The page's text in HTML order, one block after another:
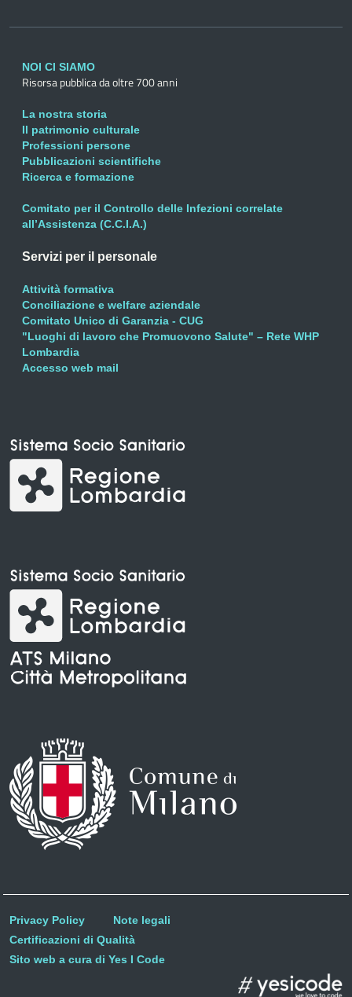
NOI CI SIAMO
Risorsa pubblica da oltre 700 anni
La nostra storia
Il patrimonio culturale
Professioni persone
Pubblicazioni scientifiche
Ricerca e formazione
Comitato per il Controllo delle Infezioni correlate
all’Assistenza (C.C.I.A.)
Servizi per il personale
Attività formativa
Conciliazione e welfare aziendale
Comitato Unico di Garanzia - CUG
"Luoghi di lavoro che Promuovono Salute" – Rete WHP
Lombardia
Accesso web mail
Privacy Policy
Note legali
Certificazioni di Qualità
Sito web a cura di Yes I Code